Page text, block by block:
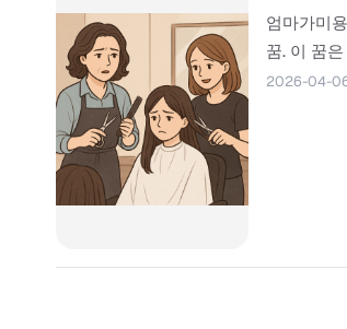
엄마가미
꿈. 이 꿈
를 상징하
2026-04-